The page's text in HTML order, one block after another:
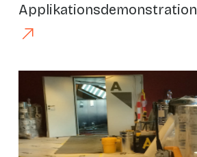
Applikationsdemonstration